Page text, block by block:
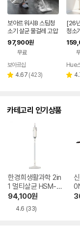
보아르 워시B 스팀청
소기 살균 물걸레 고압
고온 핸디 스팀기 25
초 초고속 예열분사
97,900원
무료
페이
보아르샵
별 4.67 리
(423)
[26
청소
M-
Hue
별
카테고리 인기상품
한경희생활과학 2in
1 멀티살균 HSM-1
010TI
94,100원
4.6 (33)